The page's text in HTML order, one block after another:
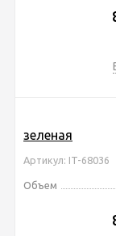
зеленая
Артикул: IT-68036
Объем